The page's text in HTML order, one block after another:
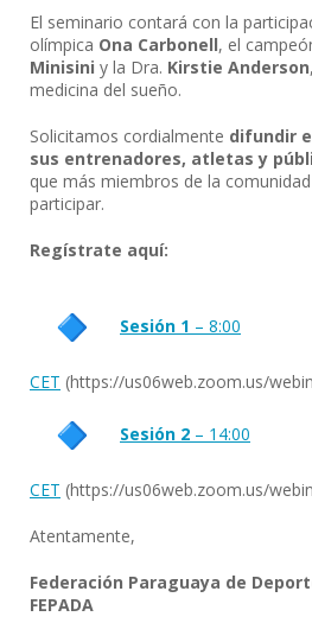
El seminario contará con la
olímpica Ona Carbonell, el
Minisini y la Dra. Kirstie Anderson
medicina del sueño.
Solicitamos cordialmente difundir
sus entrenadores, atletas y
que más miembros de la
participar.
Regístrate aquí:
Sesión 1 – 8:00
CET (https://us06web.zoom.us/
Sesión 2 – 14:00
CET (https://us06web.zoom.us/
Atentamente,
Federación Paraguaya de
FEPADA